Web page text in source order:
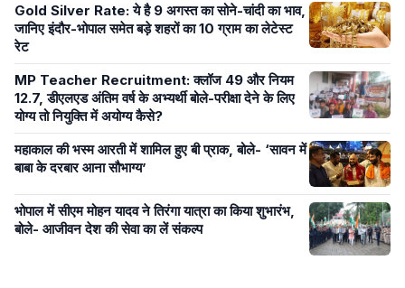
Gold Silver Rate: ये है 9 अगस्त का सोने-चांदी का भाव,
जानिए इंदौर-भोपाल समेत बड़े शहरों का 10 ग्राम का लेटेस्ट
रेट
MP Teacher Recruitment: क्लॉज 49 और नियम
12.7, डीएलएड अंतिम वर्ष के अभ्यर्थी बोले-परीक्षा देने के लिए
योग्य तो नियुक्ति में अयोग्य कैसे?
महाकाल की भस्म आरती में शामिल हुए बी प्राक, बोले- ‘सावन में
बाबा के दरबार आना सौभाग्य’
भोपाल में सीएम मोहन यादव ने तिरंगा यात्रा का किया शुभारंभ,
बोले- आजीवन देश की सेवा का लें संकल्प